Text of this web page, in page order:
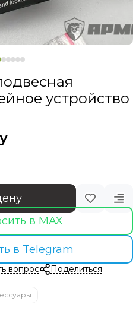
устройство
в MAX
в Telegram
вопрос Поделиться